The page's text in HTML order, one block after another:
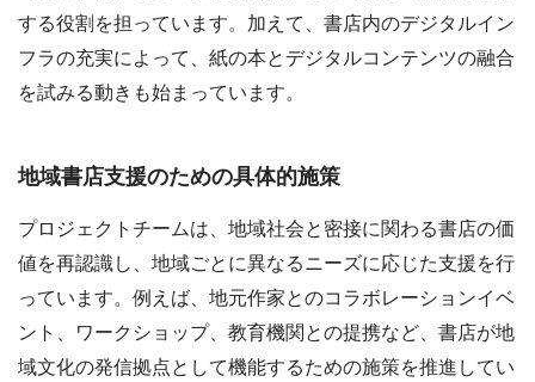
する役割を担っています。加えて、書店内のデジタルイン
フラの充実によって、紙の本とデジタルコンテンツの融合
を試みる動きも始まっています。
地域書店支援のための具体的施策
プロジェクトチームは、地域社会と密接に関わる書店の価
値を再認識し、地域ごとに異なるニーズに応じた支援を行
っています。例えば、地元作家とのコラボレーションイベ
ント、ワークショップ、教育機関との提携など、書店が地
域文化の発信拠点として機能するための施策を推進してい